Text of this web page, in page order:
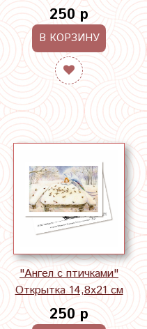
250 р
В КОРЗИНУ
"Ангел с птичками"
Открытка 14,8х21 см
250 р